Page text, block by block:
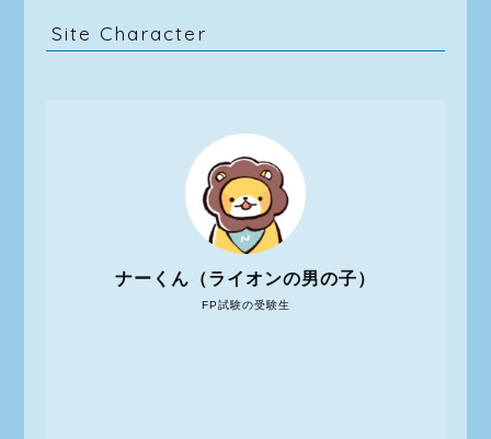
Site Character
FP試験の受験生
ナーくん（ライオンの男の子）